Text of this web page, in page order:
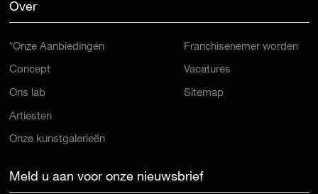
Over
*Onze Aanbiedingen
Concept
Ons lab
Artiesten
Onze kunstgalerieën
Franchisenemer worden
Vacatures
Sitemap
Meld u aan voor onze nieuwsbrief